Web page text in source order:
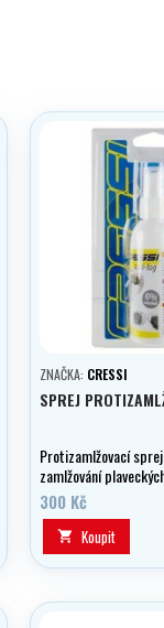
ZNAČKA: CRESSI
SPREJ
Protizamlžovací
zamlžování
potápěčských i
masek.
300 Kč
 Koupit